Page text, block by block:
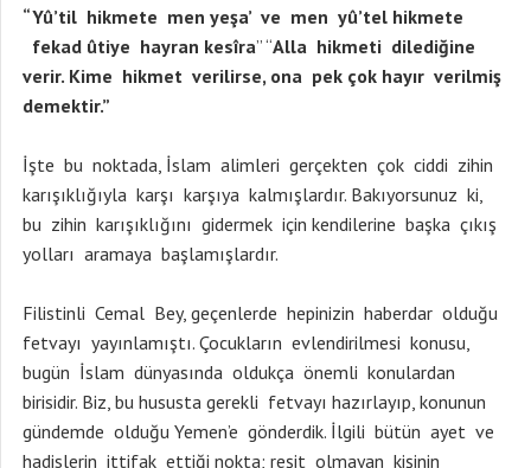
“Yû’til hikmete men yeşa’ ve men yû’tel hikmete
fekad ûtiye hayran kesîra” “Alla hikmeti dilediğine
verir. Kime hikmet verilirse, ona pek çok hayır verilmiş
demektir.”
İşte bu noktada, İslam alimleri gerçekten çok ciddi zihin
karışıklığıyla karşı karşıya kalmışlardır. Bakıyorsunuz ki,
bu zihin karışıklığını gidermek için kendilerine başka çıkış
yolları aramaya başlamışlardır.
Filistinli Cemal Bey, geçenlerde hepinizin haberdar olduğu
fetvayı yayınlamıştı. Çocukların evlendirilmesi konusu,
bugün İslam dünyasında oldukça önemli konulardan
birisidir. Biz, bu hususta gerekli fetvayı hazırlayıp, konunun
gündemde olduğu Yemen’e gönderdik. İlgili bütün ayet ve
hadislerin ittifak ettiği nokta; reşit olmayan kişinin